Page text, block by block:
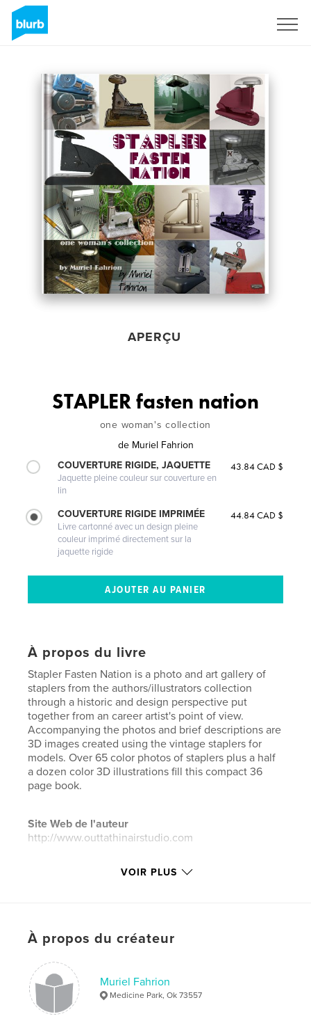
APERÇU
STAPLER fasten nation
one woman's collection
de Muriel Fahrion
COUVERTURE RIGIDE, JAQUETTE
Jaquette pleine couleur sur couverture en
lin
43.84 CAD $
COUVERTURE RIGIDE IMPRIMÉE
Livre cartonné avec un design pleine
couleur imprimé directement sur la
jaquette rigide
44.84 CAD $
À propos du livre
Stapler Fasten Nation is a photo and art gallery of
staplers from the authors/illustrators collection
through a historic and design perspective put
together from an career artist's point of view.
Accompanying the photos and brief descriptions are
3D images created using the vintage staplers for
models. Over 65 color photos of staplers plus a half
a dozen color 3D illustrations fill this compact 36
page book.
Site Web de l'auteur
http://www.outtathinairstudio.com
Caractéristiques et détails
Format choisi:Petit carré, 18×18 cm
ISBN
Couverture souple: 9781006204913
Date de publication:
VOIR PLUS
À propos du créateur
Muriel Fahrion
Medicine Park, Ok 73557